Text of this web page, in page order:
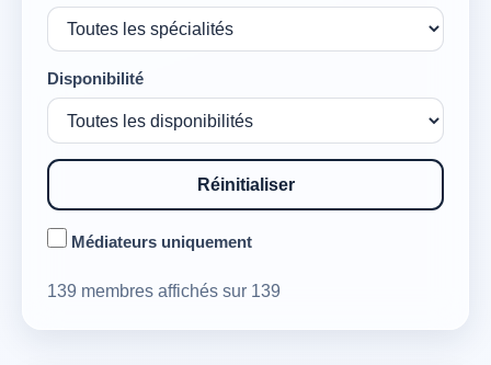
Disponibilité
Réinitialiser
Médiateurs uniquement
139 membres affichés sur 139